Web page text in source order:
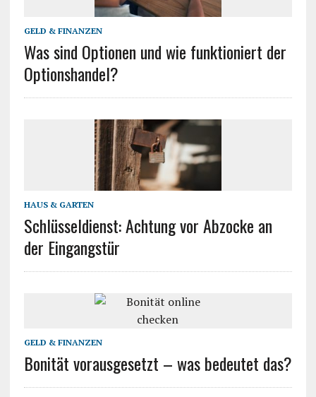
GELD & FINANZEN
Was sind Optionen und wie funktioniert der
Optionshandel?
HAUS & GARTEN
Schlüsseldienst: Achtung vor Abzocke an
der Eingangstür
GELD & FINANZEN
Bonität vorausgesetzt – was bedeutet das?